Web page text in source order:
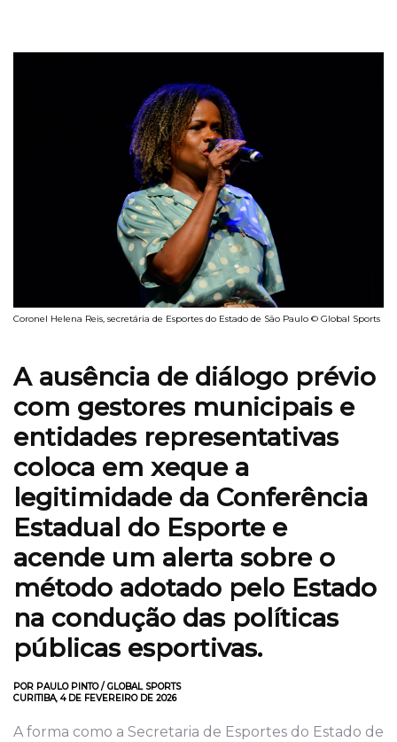
Coronel Helena Reis, secretária de Esportes do Estado de São Paulo © Global Sports
A ausência de diálogo prévio
com gestores municipais e
entidades representativas
coloca em xeque a
legitimidade da Conferência
Estadual do Esporte e
acende um alerta sobre o
método adotado pelo Estado
na condução das políticas
públicas esportivas.
POR PAULO PINTO / GLOBAL SPORTS
CURITIBA, 4 DE FEVEREIRO DE 2026
A forma como a Secretaria de Esportes do Estado de